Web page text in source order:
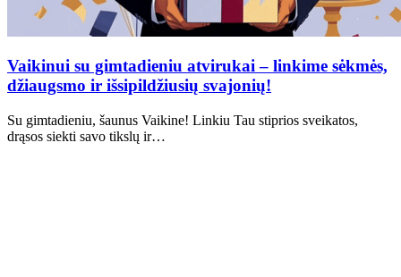
Vaikinui su gimtadieniu atvirukai – linkime sėkmės,
džiaugsmo ir išsipildžiusių svajonių!
Su gimtadieniu, šaunus Vaikine! Linkiu Tau stiprios sveikatos,
drąsos siekti savo tikslų ir…